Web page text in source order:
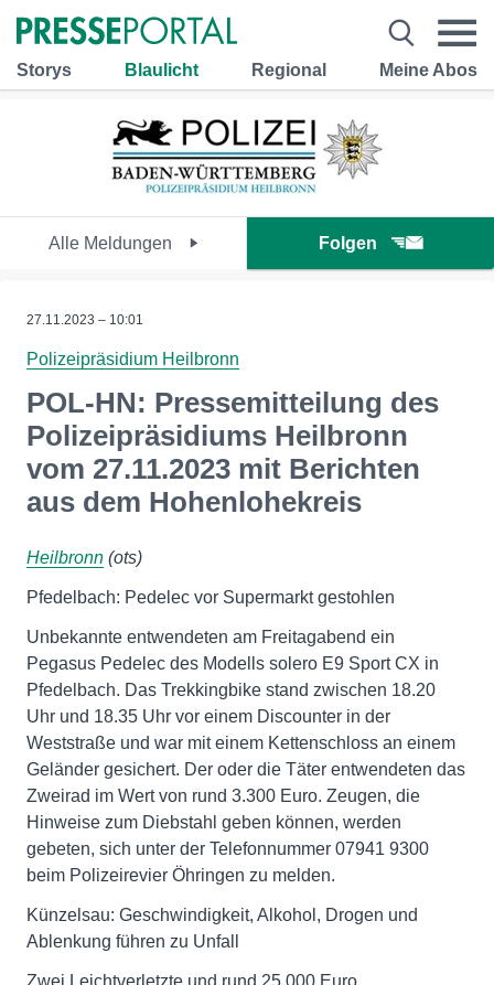
Storys Blaulicht Regional Meine Abos
Alle Meldungen Folgen
27.11.2023 – 10:01
Polizeipräsidium Heilbronn
POL-HN: Pressemitteilung des
Polizeipräsidiums Heilbronn
vom 27.11.2023 mit Berichten
aus dem Hohenlohekreis
Heilbronn (ots)
Pfedelbach: Pedelec vor Supermarkt gestohlen
Unbekannte entwendeten am Freitagabend ein
Pegasus Pedelec des Modells solero E9 Sport CX in
Pfedelbach. Das Trekkingbike stand zwischen 18.20
Uhr und 18.35 Uhr vor einem Discounter in der
Weststraße und war mit einem Kettenschloss an einem
Geländer gesichert. Der oder die Täter entwendeten das
Zweirad im Wert von rund 3.300 Euro. Zeugen, die
Hinweise zum Diebstahl geben können, werden
gebeten, sich unter der Telefonnummer 07941 9300
beim Polizeirevier Öhringen zu melden.
Künzelsau: Geschwindigkeit, Alkohol, Drogen und
Ablenkung führen zu Unfall
Zwei Leichtverletzte und rund 25.000 Euro